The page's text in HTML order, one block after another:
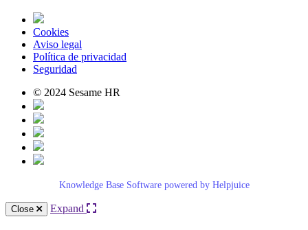
Cookies
Aviso legal
Política de privacidad
Seguridad
© 2024 Sesame HR
Knowledge Base Software powered by Helpjuice
Close Expand